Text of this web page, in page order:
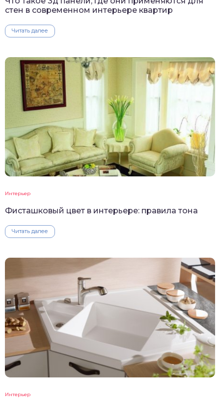
стен в современном интерьере квартир
Читать далее
Интерьер
Фисташковый цвет в интерьере: правила тона
Читать далее
Интерьер